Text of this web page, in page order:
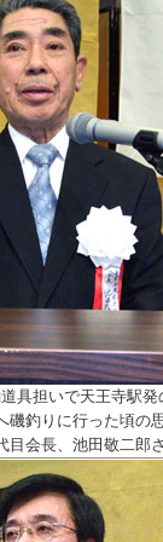
具担いで天王寺駅発
磯釣りに行った頃の
目会長、池田敬二郎